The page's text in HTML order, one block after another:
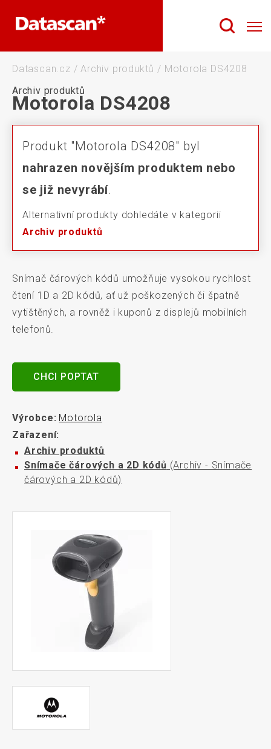
Datascan.cz / Archiv produktů / Motorola DS4208
Archiv produktů
Motorola DS4208
Produkt "Motorola DS4208" byl
nahrazen novějším produktem nebo
se již nevyrábí.
Alternativní produkty dohledáte v kategorii
Archiv produktů
Snímač čárových kódů umožňuje vysokou rychlost
čtení 1D a 2D kódů, ať už poškozených či špatně
vytištěných, a rovněž i kuponů z displejů mobilních
telefonů.
CHCI POPTAT
Výrobce: Motorola
Zařazení:
Archiv produktů
Snímače čárových a 2D kódů (Archiv - Snímače
čárových a 2D kódů)